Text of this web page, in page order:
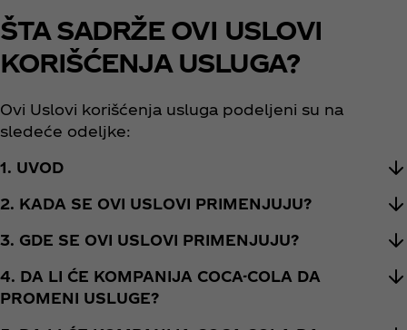
ŠTA SADRŽE OVI USLOVI
KORIŠĆENJA USLUGA?
Ovi Uslovi korišćenja usluga podeljeni su na
sledeće odeljke:
1. UVOD
2. KADA SE OVI USLOVI PRIMENJUJU?
3. GDE SE OVI USLOVI PRIMENJUJU?
4. DA LI ĆE KOMPANIJA COCA-COLA DA
PROMENI USLUGE?